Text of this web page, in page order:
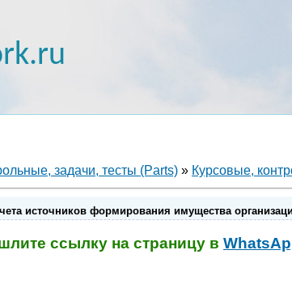
задачи, тесты (Parts) » Курсовые,
источников формирования имущества
ссылку на страницу в